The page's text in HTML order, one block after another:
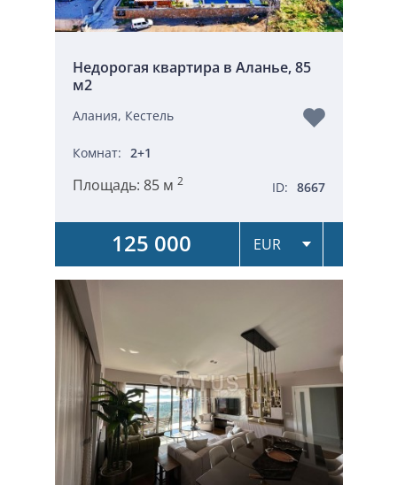
Недорогая квартира в Аланье, 85
м2
Алания, Кестель
Комнат: 2+1
Площадь: 85 м 2 ID: 8667
125 000